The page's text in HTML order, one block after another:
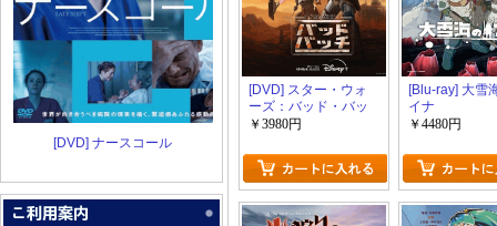
[DVD] ナースコール
[DVD] スター・ウォ
ーズ：バッド・バッ
チ シーズン2
￥3980円
[Blu-ray] 大雪
イナ
￥4480円